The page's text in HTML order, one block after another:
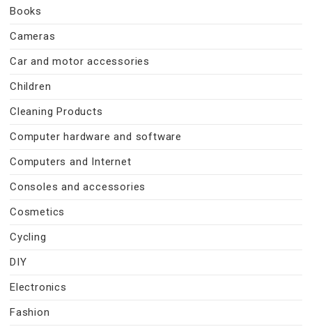
Books
Cameras
Car and motor accessories
Children
Cleaning Products
Computer hardware and software
Computers and Internet
Consoles and accessories
Cosmetics
Cycling
DIY
Electronics
Fashion